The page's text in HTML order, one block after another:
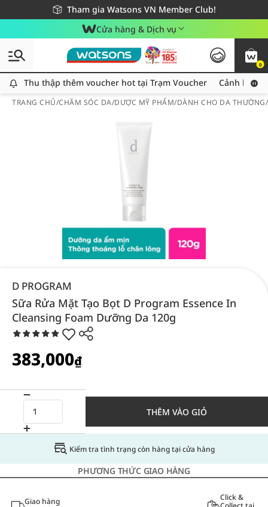
Tham gia Watsons VN Member Club!
Miễn phí giao hàng cho đơn hàng từ 249,000Đ
Giao hàng nhanh 24h - Áp dụng khu vực TP. Hồ Chí Minh
Cửa hàng & Dịch vụ
0
Thu thập thêm voucher hot tại Trạm Voucher
Thu thập thêm voucher hot tại Trạm Voucher Cảnh báo
TRANG CHỦ/CHĂM SÓC DA/DƯỢC MỸ PHẨM/DÀNH CHO DA
D PROGRAM
Sữa Rửa Mặt Tạo Bọt D Program Essence In
Cleansing Foam Dưỡng Da 120g
383,000₫
THÊM VÀO GIỎ
Kiểm tra tình trạng còn hàng tại cửa hàng
PHƯƠNG THỨC GIAO HÀNG
Giao hàng
Click &